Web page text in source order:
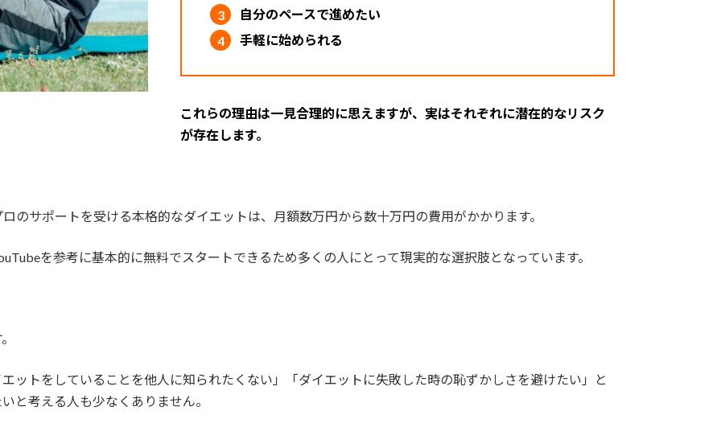
自分のペースで進めたい
手軽に始められる
これらの理由は一見合理的に思えますが、実はそれぞれに潜在的なリスク
が存在します。
のサポートを受ける本格的なダイエットは、月額数万円から数十万円の費用がかかります。
を参考に基本的に無料でスタートできるため多くの人にとって現実的な選択肢となっています。
ットをしていることを他人に知られたくない」「ダイエットに失敗した時の恥ずかしさを避けたい」と
と考える人も少なくありません。